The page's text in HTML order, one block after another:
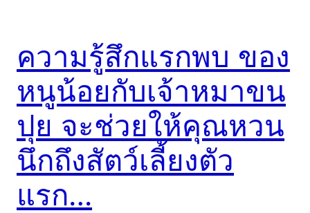
ความรู้สึกแรกพบ ของ
หนูน้อยกับเจ้าหมาขน
ปุย จะช่วยให้คุณหวน
นึกถึงสัตว์เลี้ยงตัว
แรก…